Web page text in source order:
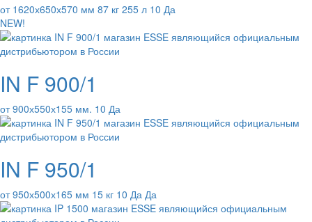
от 1620х650х570 мм 87 кг 255 л 10 Да
NEW!
IN F 900/1
от 900х550х155 мм. 10 Да
IN F 950/1
от 950х500х165 мм 15 кг 10 Да Да